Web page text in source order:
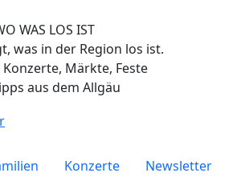
WAS LOS IST
was in der Region los ist.
Märkte, Feste
aus dem Allgäu
Konzerte
Newsletter